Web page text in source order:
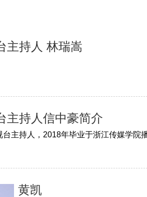
主持人 林瑞嵩
主持人信中豪简介
主持人，2018年毕业于浙江传媒学
黄凯